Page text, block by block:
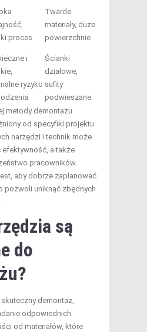
proces
Twarde
materiały, duże
powierzchnie
i
ryzyko
Ścianki
działowe,
sufity
podwieszane
metody demontażu
od specyfiki projektu.
narzędzi i technik może
a także
pracowników.
aby dobrze zaplanować
pozwoli uniknąć zbędnych
są
do
demontaż,
odpowiednich
od materiałów, które